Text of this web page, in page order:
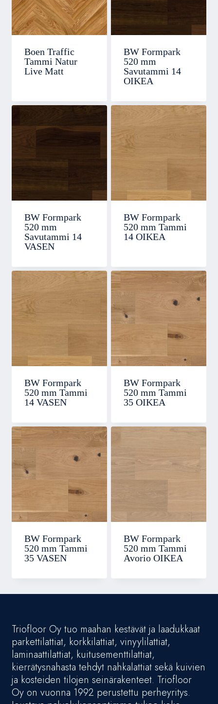
Boen Traffic
Tammi Natur
Live Matt
BW Formpark
520 mm
Savutammi 14
OIKEA
BW Formpark
520 mm
Savutammi 14
VASEN
BW Formpark
520 mm Tammi
14 OIKEA
BW Formpark
520 mm Tammi
14 VASEN
BW Formpark
520 mm Tammi
35 OIKEA
BW Formpark
520 mm Tammi
35 VASEN
BW Formpark
520 mm Tammi
Avorio OIKEA
Triofloor Oy tuo maahan kestävät ja laadukkaat
parkettilattiat, korkkilattiat, vinyylilattiat,
laminaattilattiat, kuitusementtilattiat,
kierrätysnahasta tehdyt nahkalattiat sekä kuivien
ja kosteiden tilojen seinärakenteet. Triofloor
Oy on vuonna 1992 perustettu perheyritys.